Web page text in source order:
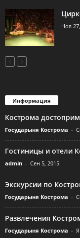
Ноя
Информация
Кострома
Государыня Кострома -
Гостиницы и отели
admin - Сен 5, 2015
Экскурсии по
Государыня Кострома -
Развлечения
Государыня Кострома -